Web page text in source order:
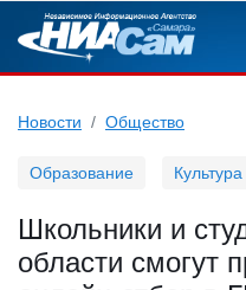
Новости Общество
Образование Культура
Школьники и
области смогут